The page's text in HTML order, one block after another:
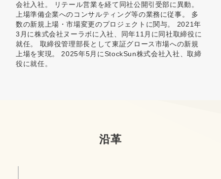
会社入社。 リテール営業を経て同社公開引受部に異動。
上場準備企業へのコンサルティング等の業務に従事。 多
数の新規上場・市場変更のプロジェクトに関与。 2021年
3月に株式会社ヌーラボに入社、同年11月に同社取締役に
就任。 取締役管理部長として東証グロース市場への新規
上場を実現。 2025年5月にStockSun株式会社入社、取締
役に就任。
沿革